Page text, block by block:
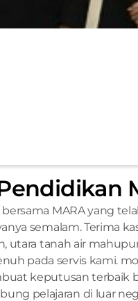
MARA yang
semalam. Terima
utara tanah air
pada servis kami.
keputusan terbaik
pelajaran di luar